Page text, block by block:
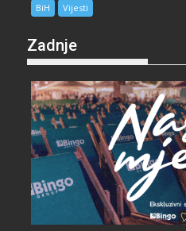
BiH Vijesti
Zadnje